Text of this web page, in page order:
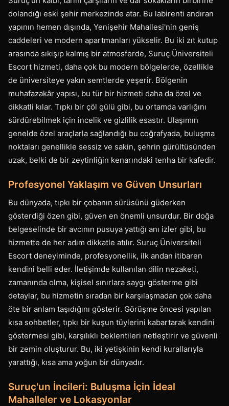
dolandığı eski şehir merkezinde atar. Bu labirenti andıran
yapının hemen dışında, Yenişehir Mahallesi'nin geniş
caddeleri ve modern apartmanları yükselir. Bu iki zıt kutup
arasında sıkışıp kalmış bir atmosferde, Suruç Üniversiteli
Escort hizmeti, daha çok bu modern bölgelerde, özellikle
de üniversiteye yakın semtlerde yeşerir. Bölgenin
muhafazakâr yapısı, bu tür bir hizmeti daha da özel ve
dikkatli kılar. Tıpkı bir çöl gülü gibi, bu ortamda varlığını
sürdürebilmek için incelik ve gizlilik esastır. Ulaşımın
genelde özel araçlarla sağlandığı bu coğrafyada, buluşma
noktaları genellikle sessiz ve sakin, şehrin gürültüsünden
uzak, belki de bir zeytinliğin kenarındaki tenha bir kafedir.
Profesyonel Yaklaşım ve Güven Unsurları
Bu dünyada, tıpkı bir çobanın sürüsünü güderken
gösterdiği özen gibi, güven en önemli unsurdur. Bir doğa
belgeselinde bir avcının pusuya yattığı anı izler gibi, bu
hizmette de her adım dikkatle atılır. Suruç Üniversiteli
Escort deneyiminde, profesyonellik, ilk andan itibaren
kendini belli eder. İletişimde kullanılan dilin nezaketi,
zamanında olma, kişisel sınırlara saygı gösterme gibi
detaylar, bu hizmetin sıradan bir karşılaşmadan çok daha
öte bir anlam taşıdığını gösterir. Görüşme öncesi yapılan
kısa sohbetler, tıpkı bir kuşun tüylerini kabartarak kendini
göstermesi gibi, karşılıklı beklentileri netleştirir ve güvenli
bir zemin oluşturur. Bu, iki yetişkinin kendi kurallarıyla
yarattığı, kısa ama yoğun bir dünyadır.
Suruç'un İncileri: Buluşma İçin İdeal
Mahalleler ve Lokasyonlar